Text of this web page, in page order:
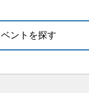
ントを探す